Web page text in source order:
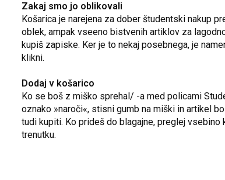
Zakaj smo jo oblikovali
Košarica je narejena za dober študentski nakup
oblek, ampak vseeno bistvenih artiklov za
kupiš zapiske. Ker je to nekaj posebnega, je
klikni.
Dodaj v košarico
Ko se boš z miško sprehal/ -a med policami
oznako »naroči«, stisni gumb na miški in artikel
tudi kupiti. Ko prideš do blagajne, preglej
trenutku.